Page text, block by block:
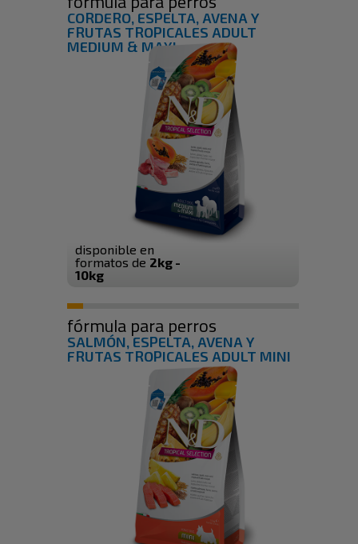
CORDERO, ESPELTA, AVENA Y
FRUTAS TROPICALES ADULT
MEDIUM & MAXI
disponible en
formatos de 2kg -
10kg
fórmula para perros
SALMÓN, ESPELTA, AVENA Y
FRUTAS TROPICALES ADULT MINI